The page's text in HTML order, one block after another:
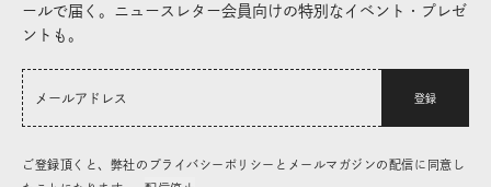
ールで届く。ニュースレター会員向けの特別なイベント・プレゼ
ントも。
登録
ご登録頂くと、弊社のプライバシーポリシーとメールマガジンの配信に同意し